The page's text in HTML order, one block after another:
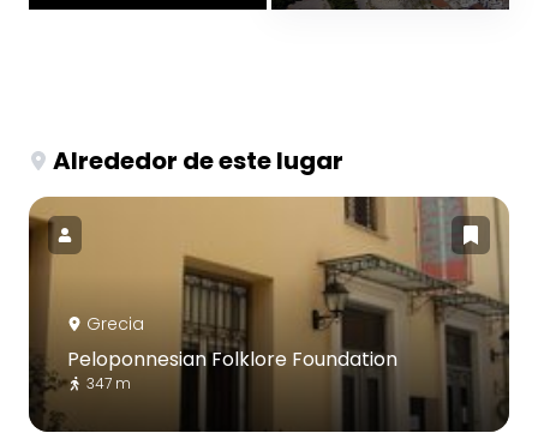
Alrededor de este lugar
Grecia
Peloponnesian Folklore Foundation
347 m